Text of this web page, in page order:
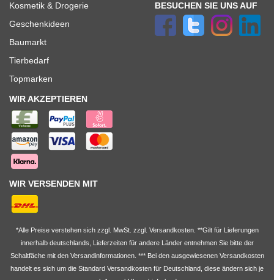
Kosmetik & Drogerie
Geschenkideen
Baumarkt
Tierbedarf
Topmarken
BESUCHEN SIE UNS AUF
WIR AKZEPTIEREN
WIR VERSENDEN MIT
*Alle Preise verstehen sich zzgl. MwSt. zzgl. Versandkosten. **Gilt für Lieferungen
innerhalb deutschlands, Lieferzeiten für andere Länder entnehmen Sie bitte der
Schaltfäche mit den Versandinformationen. *** Bei den ausgewiesenen Versandkosten
handelt es sich um die Standard Versandkosten für Deutschland, diese ändern sich je